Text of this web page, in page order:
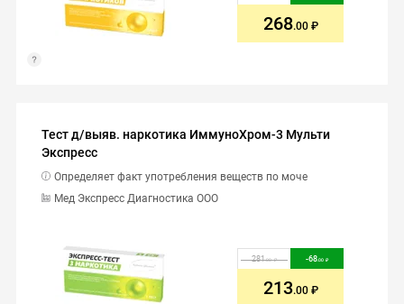
268.00
Тест д/выяв. наркотика ИммуноХром-3 Мульти
Экспресс
Мед Экспресс Диагностика ООО
Определяет факт употребления веществ по моче
281.00 -68.00
213.00